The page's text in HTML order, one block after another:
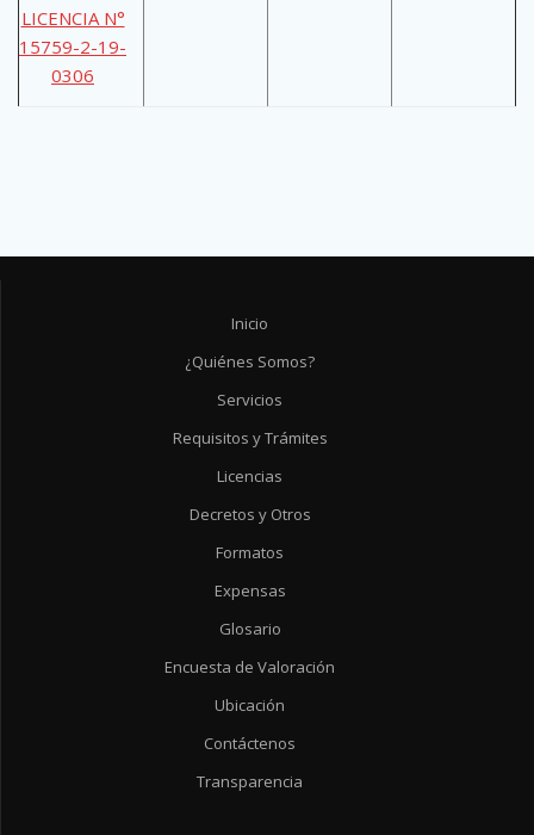
LICENCIA N°
15759-2-19-
0306
Inicio
¿Quiénes Somos?
Servicios
Requisitos y Trámites
Licencias
Decretos y Otros
Formatos
Expensas
Glosario
Encuesta de Valoración
Ubicación
Contáctenos
Transparencia